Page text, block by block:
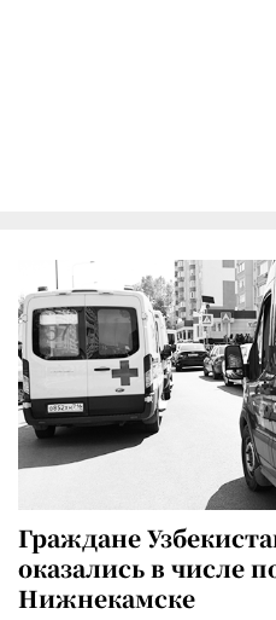
Граждане
оказались в числе
Нижнекамске